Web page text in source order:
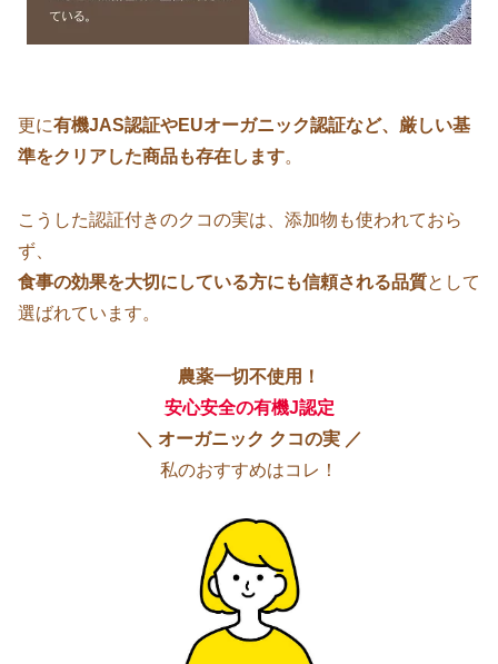
更に有機JAS認証やEUオーガニック認証など、厳しい基
準をクリアした商品も存在します。
こうした認証付きのクコの実は、添加物も使われておら
ず、
食事の効果を大切にしている方にも信頼される品質として
選ばれています。
農薬一切不使用！
安心安全の有機J認定
＼ オーガニック クコの実 ／
私のおすすめはコレ！